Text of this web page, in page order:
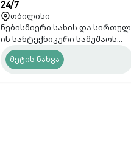
24/7
თბილისი
ნებისმიერი სახის და სირთულ
ის სანტექნიკური სამუშაოს...
მეტის ნახვა